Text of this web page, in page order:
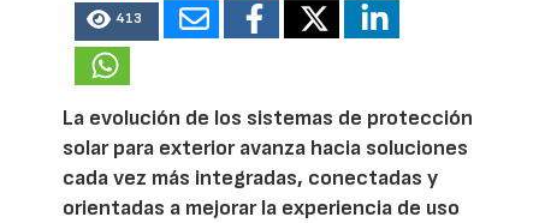
413
La evolución de los sistemas de protección
solar para exterior avanza hacia soluciones
cada vez más integradas, conectadas y
orientadas a mejorar la experiencia de uso